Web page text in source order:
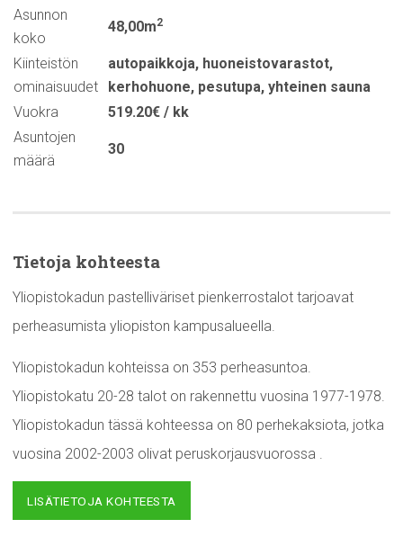
Asunnon
koko
48,00m2
Kiinteistön
ominaisuudet
autopaikkoja, huoneistovarastot,
kerhohuone, pesutupa, yhteinen sauna
Vuokra
519.20€ / kk
Asuntojen
määrä
30
Tietoja kohteesta
Yliopistokadun pastelliväriset pienkerrostalot tarjoavat
perheasumista yliopiston kampusalueella.
Yliopistokadun kohteissa on 353 perheasuntoa.
Yliopistokatu 20-28 talot on rakennettu vuosina 1977-1978.
Yliopistokadun tässä kohteessa on 80 perhekaksiota, jotka
vuosina 2002-2003 olivat peruskorjausvuorossa .
LISÄTIETOJA KOHTEESTA